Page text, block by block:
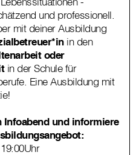
und professionell.
mit deiner Ausbildung
in den
oder
in der Schule für
Eine Ausbildung mit
Infoabend und informiere